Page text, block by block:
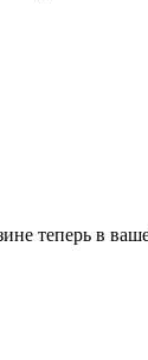
теперь в